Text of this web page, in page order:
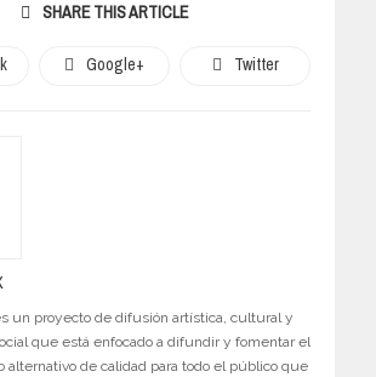
SHARE THIS ARTICLE
Google+ Twitter
un proyecto de difusión artística, cultural y
que está enfocado a difundir y fomentar el
de calidad para todo el público que